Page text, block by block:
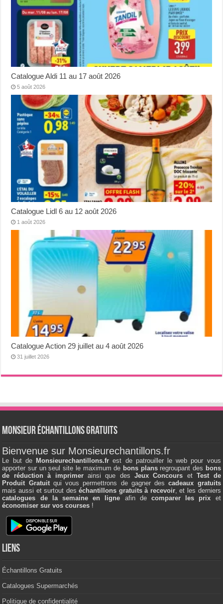
Catalogue Aldi 11 au 17 août 2026
5 août 2026
Catalogue Lidl 6 au 12 août 2026
1 août 2026
Catalogue Action 29 juillet au 4 août 2026
31 juillet 2026
Monsieur échantillons Gratuits
Bienvenue sur Monsieurechantillons.fr
Le but de Monsieurechantillons.fr est de patrouiller le web pour vous
apporter sur un seul site le maximum de bons plansregroupant des bons
de réduction à imprimerainsi que desJeux Concours etTest de
Produit Gratuitqui vous permettrons de gagner descadeaux gratuits
mais aussi et surtout deséchantillons gratuits à recevoir, et les derniers
catalogues de la semaine en ligne afin de comparer les prix et
économiser sur vos courses !
Liens
Échantillons Gratuits
Catalogues Supermarchés
Politique de confidentialité